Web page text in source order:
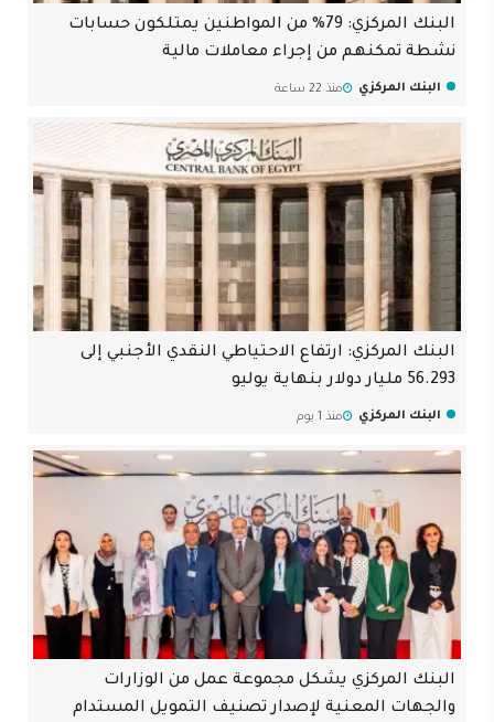
البنك المركزي: 79% من المواطنين يمتلكون حسابات
نشطة تمكنهم من إجراء معاملات مالية
البنك المركزي منذ 22 ساعة
البنك المركزي: ارتفاع الاحتياطي النقدي الأجنبي إلى
56.293 مليار دولار بنهاية يوليو
البنك المركزي منذ 1 يوم
البنك المركزي يشكل مجموعة عمل من الوزارات
والجهات المعنية لإصدار تصنيف التمويل المستدام